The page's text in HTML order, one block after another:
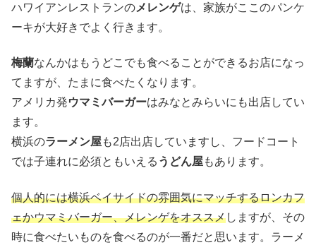
ハワイアンレストランのメレンゲは、家族がここのパンケ
ーキが大好きでよく行きます。
梅蘭なんかはもうどこでも食べることができるお店になっ
てますが、たまに食べたくなります。
アメリカ発ウマミバーガーはみなとみらいにも出店してい
ます。
横浜のラーメン屋も2店出店していますし、フードコート
では子連れに必須ともいえる うどん屋もあります。
個人的には横浜ベイサイドの雰囲気にマッチするロンカフ
ェかウマミバーガー、メレンゲをオススメしますが、その
時に食べたいものを食べるのが一番だと思います。ラーメ